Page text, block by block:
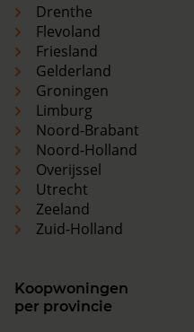
Drenthe
Flevoland
Friesland
Gelderland
Groningen
Limburg
Noord-Brabant
Noord-Holland
Overijssel
Utrecht
Zeeland
Zuid-Holland
Koopwoningen
per provincie